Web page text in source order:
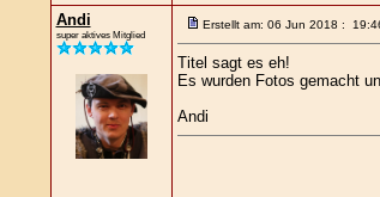
Andi
super aktives Mitglied
Erstellt am: 06 Jun 2018 :
Titel sagt es eh!
Es wurden Fotos gemacht
Andi